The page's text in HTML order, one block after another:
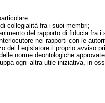
collegialità fra i suoi membri;
del rapporto di fiducia fra
nei rapporti con le
del Legislatore il proprio avviso
norme deontologiche
ogni altra utile iniziativa, in